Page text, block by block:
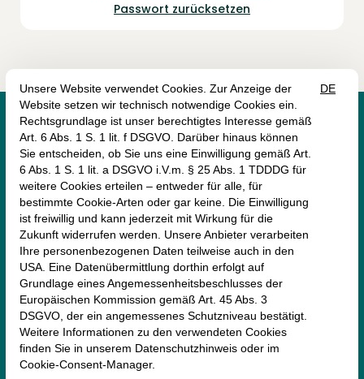
Passwort zurücksetzen
   
monte mare Kaiserslautern
Mailänder Straße 6
67657 Kaiserslautern
0631/3038-0
kaiserslautern@monte-mare.de
AGB (Online-Shop)ImpressumDatenschutz
Erklärung zur Barrierefreiheit